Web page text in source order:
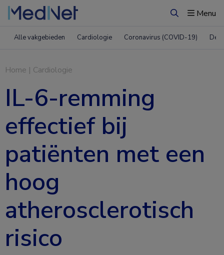
ZoekenMenu
Alle vakgebieden Cardiologie Coronavirus (COVID-19)
Home | Cardiologie
IL-6-remming
effectief bij
patiënten met een
hoog
atherosclerotisch
risico